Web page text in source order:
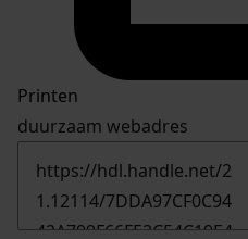
Printen
duurzaam webadres